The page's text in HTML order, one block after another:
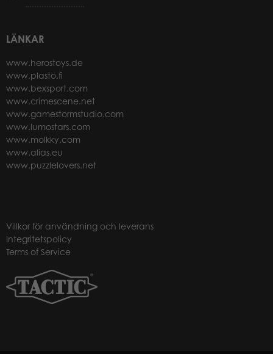
LÄNKAR
www.herostoys.de
www.plasto.fi
www.bexsport.com
www.crimescene.net
www.gamestormstudio.com
www.lumostars.com
www.molkky.com
www.alias.eu
www.puzzlelovers.net
Villkor för användning och leverans
Integritetspolicy
Terms of Service